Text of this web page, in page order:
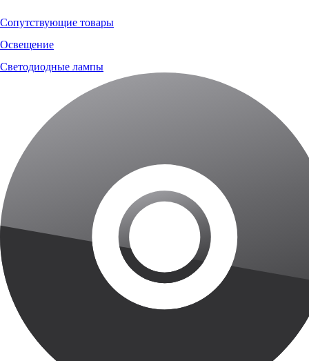
Сопутствующие товары
Освещение
Светодиодные лампы